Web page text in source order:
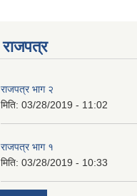
राजपत्र
राजपत्र भाग २
मिति: 03/28/2019 - 11:02
राजपत्र भाग १
मिति: 03/28/2019 - 10:33